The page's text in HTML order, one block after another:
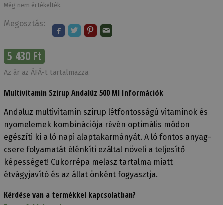
Még nem értékelték.
Megosztás:
5 430 Ft
Az ár az ÁFÁ-t tartalmazza.
Multivitamin Szirup Andalúz 500 Ml Információk
Andaluz multivitamin szirup létfontosságú vitaminok és
nyomelemek kombinációja révén optimális módon
egészíti ki a ló napi alaptakarmányát. A ló fontos anyag-
csere folyamatát élénkíti ezáltal növeli a teljesítő
képességet! Cukorrépa melasz tartalma miatt
étvágyjavító és az állat önként fogyasztja.
Kérdése van a termékkel kapcsolatban?